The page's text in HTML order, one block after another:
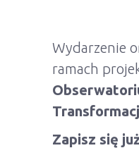
Wydarzenie
ramach
Zapisz się